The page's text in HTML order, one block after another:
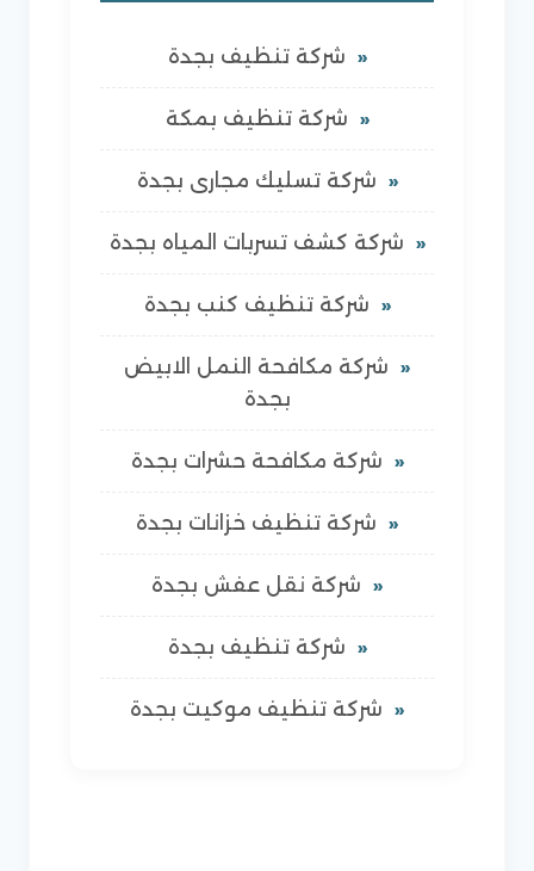
شركة تنظيف بجدة
شركة تنظيف بمكة
شركة تسليك مجارى بجدة
شركة كشف تسربات المياه بجدة
شركة تنظيف كنب بجدة
شركة مكافحة النمل الابيض
بجدة
شركة مكافحة حشرات بجدة
شركة تنظيف خزانات بجدة
شركة نقل عفش بجدة
شركة تنظيف بجدة
شركة تنظيف موكيت بجدة